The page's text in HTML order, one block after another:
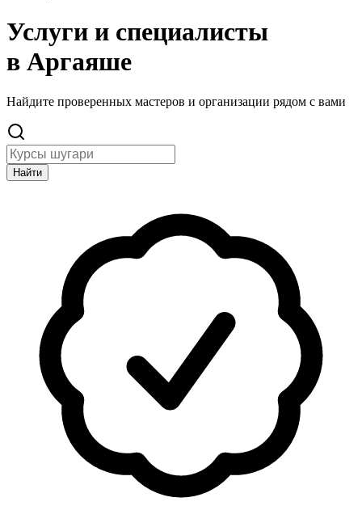
Услуги и специалисты
в Аргаяше
Найдите проверенных мастеров и организации рядом с вами
Найти